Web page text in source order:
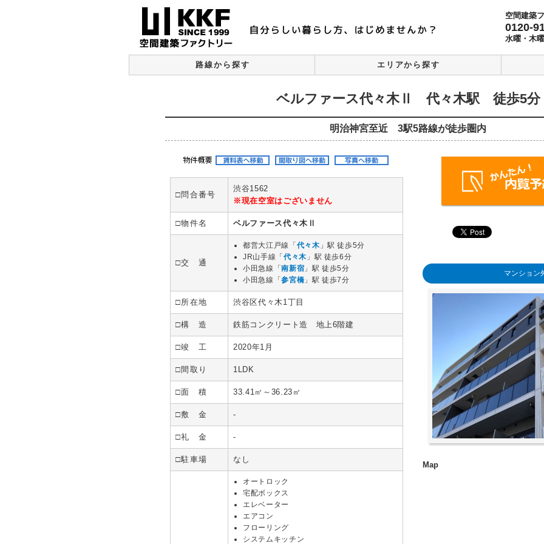
空間建築
0120-
水曜・木
路線から探す エリアから探す
ベルファース代々木Ⅱ 代々木駅 徒歩5分
明治神宮至近 3駅5路線が徒歩圏内
□問合番号
渋谷1562
※現在空室はございません
□物件名 ベルファース代々木Ⅱ
□交 通
都営大江戸線「 代々木 」駅 徒歩5分
JR山手線「 代々木 」駅 徒歩6分
小田急線「南新宿 」駅 徒歩5分
小田急線「参宮橋 」駅 徒歩7分
□所在地 渋谷区代々木1丁目
□構 造 鉄筋コンクリート造 地上6階建
□竣 工 2020年1月
□間取り 1LDK
□面 積 33.41㎡～36.23㎡
□敷 金 -
□礼 金 -
□駐車場 なし
オートロック
宅配ボックス
エレベーター
エアコン
フローリング
システムキッチン
マンション